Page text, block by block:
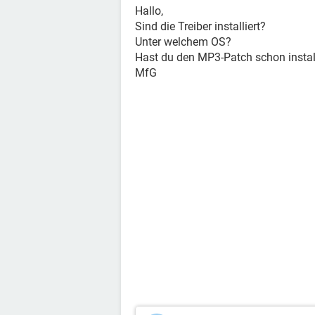
Hallo,
Sind die Treiber installiert?
Unter welchem OS?
Hast du den MP3-Patch schon
MfG